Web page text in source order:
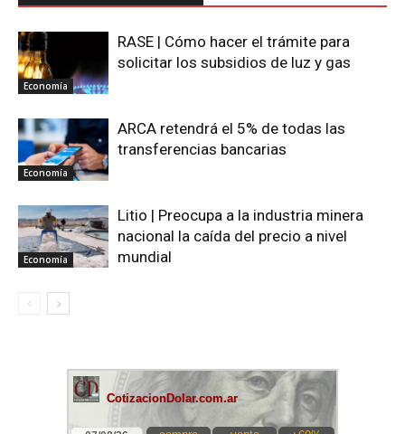
Economía
RASE | Cómo hacer el trámite para
solicitar los subsidios de luz y gas
Economía
ARCA retendrá el 5% de todas las
transferencias bancarias
Economía
Litio | Preocupa a la industria minera
nacional la caída del precio a nivel
mundial